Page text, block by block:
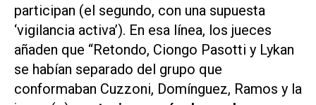
participan (el segundo, con una supuesta
‘vigilancia activa’). En esa línea, los jueces
añaden que “Retondo, Ciongo Pasotti y Lykan
se habían separado del grupo que
conformaban Cuzzoni, Domínguez, Ramos y la